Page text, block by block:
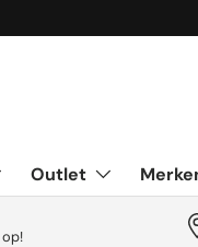
Outlet
op!